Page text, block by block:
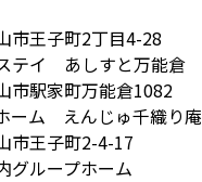
市王子町2丁目4-28
テイ あしすと万能倉
市駅家町万能倉1082
ーム えんじゅ千織り庵
市王子町2-4-17
グループホーム